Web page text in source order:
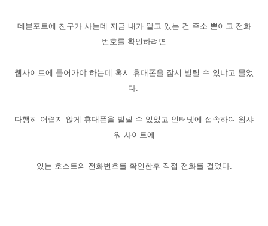
데븐포트에 친구가 사는데 지금 내가 알고 있는 건 주소 뿐이고 전화
번호를 확인하려면
웹사이트에 들어가야 하는데 혹시 휴대폰을 잠시 빌릴 수 있냐고 물었
다.
다행히 어렵지 않게 휴대폰을 빌릴 수 있었고 인터넷에 접속하여 웜샤
워 사이트에
있는 호스트의 전화번호를 확인한후 직접 전화를 걸었다.